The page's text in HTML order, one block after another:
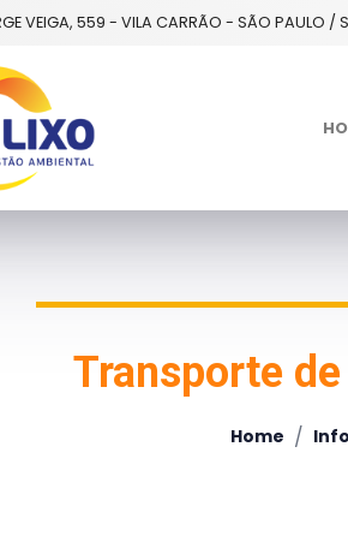
VEIGA, 559 - VILA CARRÃO - SÃO PAULO /
Transporte
Home /